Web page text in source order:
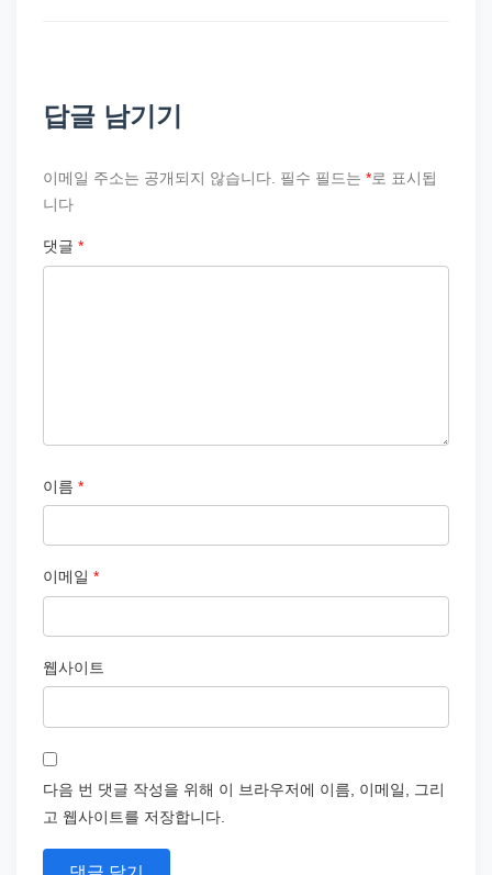
답글 남기기
이메일 주소는 공개되지 않습니다. 필수 필드는 *로 표시됩
니다
댓글 *
이름 *
이메일 *
웹사이트
다음 번 댓글 작성을 위해 이 브라우저에 이름, 이메일, 그리
고 웹사이트를 저장합니다.